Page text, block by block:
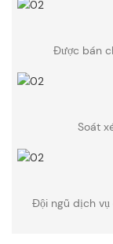
Được bán
Soát
Đội ngũ dịch vụ